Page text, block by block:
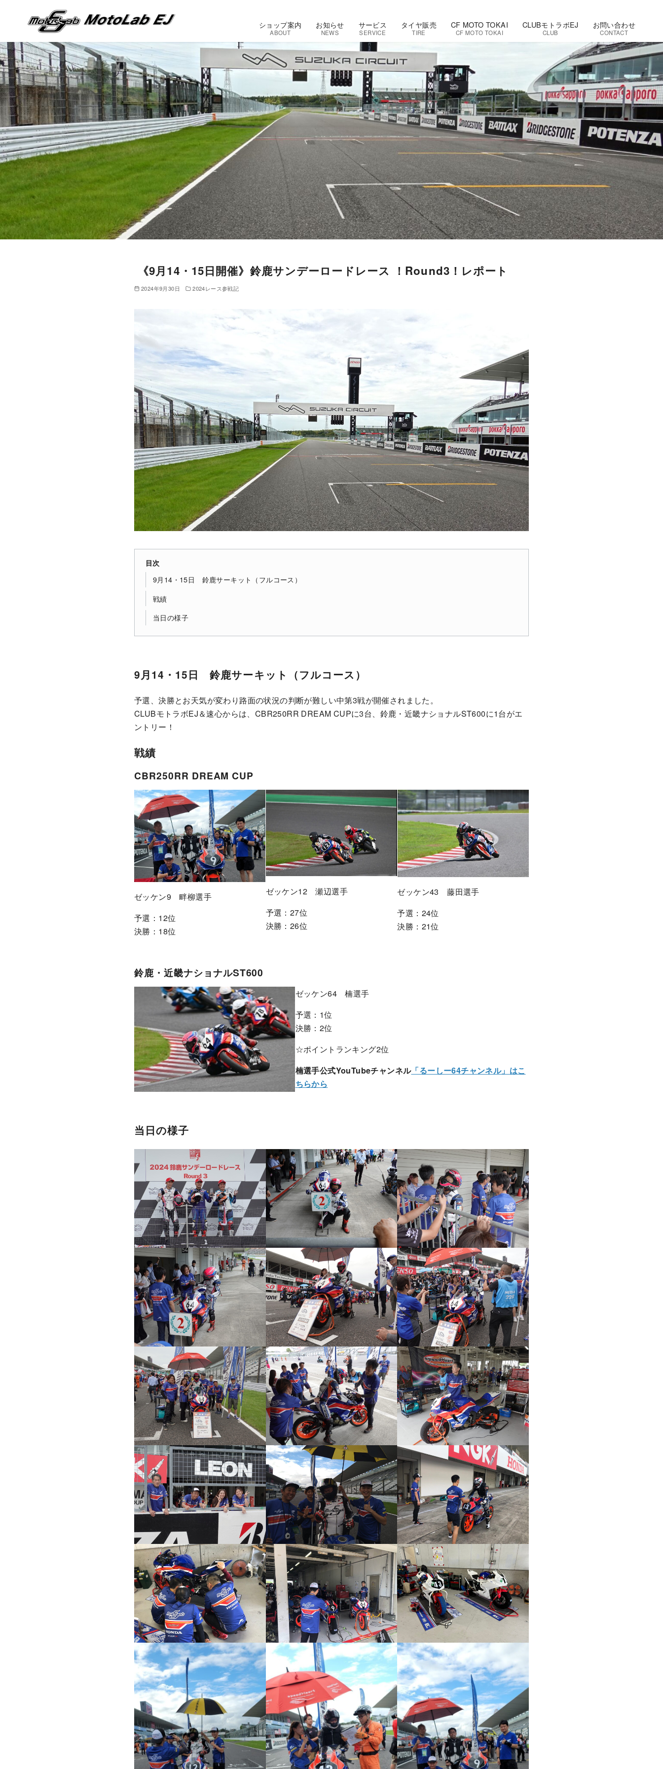
コ
ン
テ
ン
ツ
へ
移
動
ショップ案内
ABOUT
お知らせ
NEWS
サービス
SERVICE
タイヤ販売
TIRE
CF MOTO TOKAI
CF MOTO TOKAI
CLUBモトラボEJ
CLUB
お問い合わせ
CONTACT
《9月14・15日開催》鈴鹿サンデーロードレース ！Round3！レポート
2024年9月30日 2024レース参戦記
目次
9月14・15日 鈴鹿サーキット（フルコース）
戦績
当日の様子
9月14・15日 鈴鹿サーキット（フルコース）
予選、決勝とお天気が変わり路面の状況の判断が難しい中第3戦が開催されました。
CLUBモトラボEJ＆速心からは、CBR250RR DREAM CUPに3台、鈴鹿・近畿ナショナルST600に1台がエ
ントリー！
戦績
CBR250RR DREAM CUP
ゼッケン9 畔柳選手
予選：12位
決勝：18位
ゼッケン12 瀬辺選手
予選：27位
決勝：26位
ゼッケン43 藤田選手
予選：24位
決勝：21位
鈴鹿・近畿ナショナルST600
ゼッケン64 楠選手
予選：1位
決勝：2位
☆ポイントランキング2位
楠選手公式YouTubeチャンネル「るーしー64チャンネル」はこ
ちらから
当日の様子